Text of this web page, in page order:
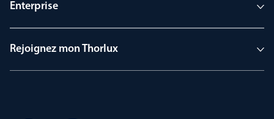
Enterprise
Rejoignez mon Thorlux